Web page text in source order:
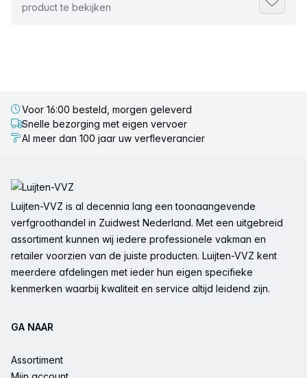
product te bekijken
Voor 16:00 besteld, morgen geleverd
Snelle bezorging met eigen vervoer
Al meer dan 100 jaar uw verfleverancier
Luijten-VVZ is al decennia lang een toonaangevende
verfgroothandel in Zuidwest Nederland. Met een uitgebreid
assortiment kunnen wij iedere professionele vakman en
retailer voorzien van de juiste producten. Luijten-VVZ kent
meerdere afdelingen met ieder hun eigen specifieke
kenmerken waarbij kwaliteit en service altijd leidend zijn.
GA NAAR
Assortiment